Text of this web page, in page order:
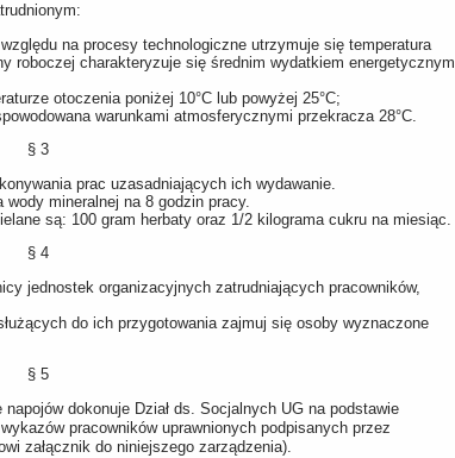
na procesy technologiczne utrzymuje się temperatura
roboczej charakteryzuje się średnim wydatkiem energetycznym
otoczenia poniżej 10°C lub powyżej 25°C;
warunkami atmosferycznymi przekracza 28°C.
§ 3
prac uzasadniających ich wydawanie.
wody mineralnej na 8 godzin pracy.
są: 100 gram herbaty oraz 1/2 kilograma cukru na miesiąc.
§ 4
jednostek organizacyjnych zatrudniających pracowników,
do ich przygotowania zajmuj się osoby wyznaczone
§ 5
dokonuje Dział ds. Socjalnych UG na podstawie
pracowników uprawnionych podpisanych przez
załącznik do niniejszego zarządzenia).